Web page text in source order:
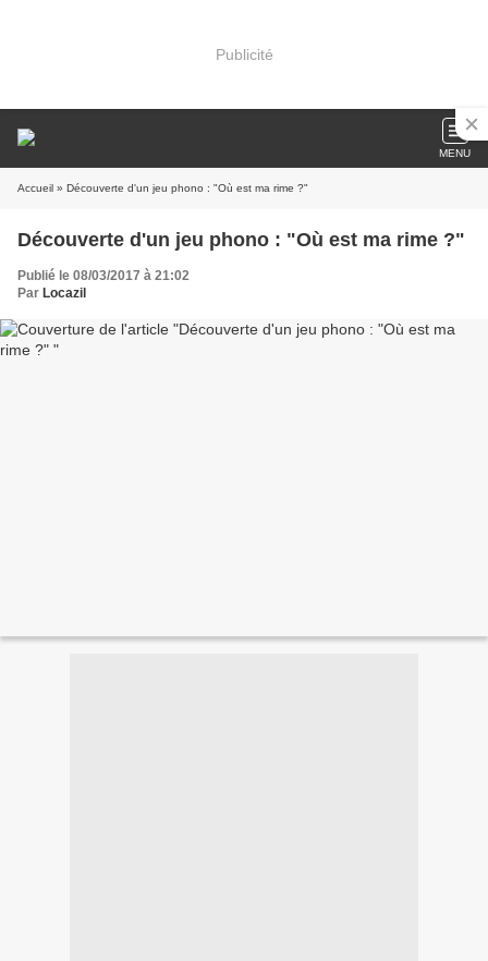
Publicité
MENU
Accueil » Découverte d'un jeu phono : "Où est ma rime ?"
Découverte d'un jeu phono : "Où est ma rime ?"
Publié le 08/03/2017 à 21:02
Par Locazil